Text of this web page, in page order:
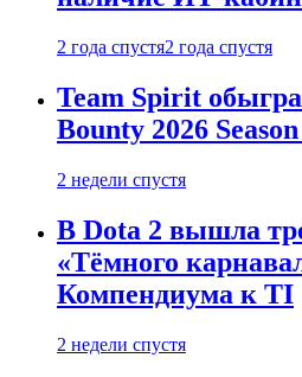
2 года спустя2 года спустя
Team Spirit
Bounty 2026
2 недели спустя
В Dota 2 вышла
«Тёмного
Компендиума к TI
2 недели спустя